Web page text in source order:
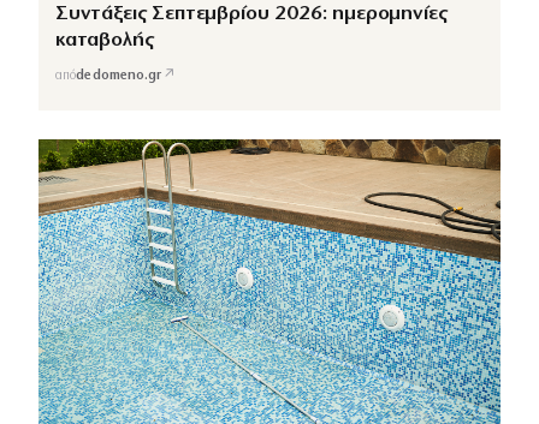
Συντάξεις Σεπτεμβρίου 2026: ημερομηνίες
καταβολής
απόdedomeno.gr ↗